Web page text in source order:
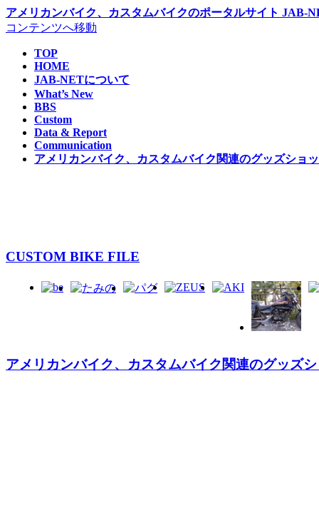
アメリカンバイク、カスタムバイクのポータルサイト JAB-
コンテンツへ移動
TOP
HOME
JAB-NETについて
What’s New
BBS
Custom
Data & Report
Communication
アメリカンバイク、カスタムバイク関連のグッズショ
CUSTOM BIKE FILE
アメリカンバイク、カスタムバイク関連のグッズ